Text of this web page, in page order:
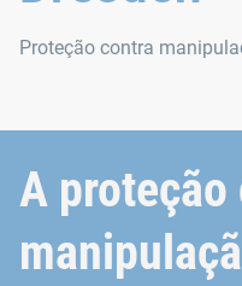
Proteção contra
A proteção